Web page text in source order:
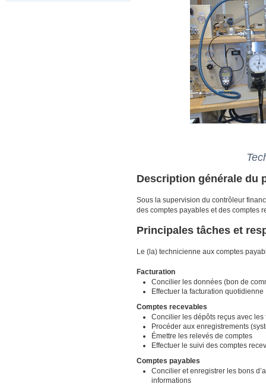
Description générale du
Sous la supervision du contrôleur
des comptes payables et des comptes
Principales tâches et
Le (la) technicienne aux comptes
Facturation
Concilier les données (bon de
Effectuer la facturation quotidienne
Comptes recevables
Concilier les dépôts reçus avec les
Procéder aux enregistrements
Émettre les relevés de comptes
Effectuer le suivi des comptes
Comptes payables
Concilier et enregistrer les bons
informations